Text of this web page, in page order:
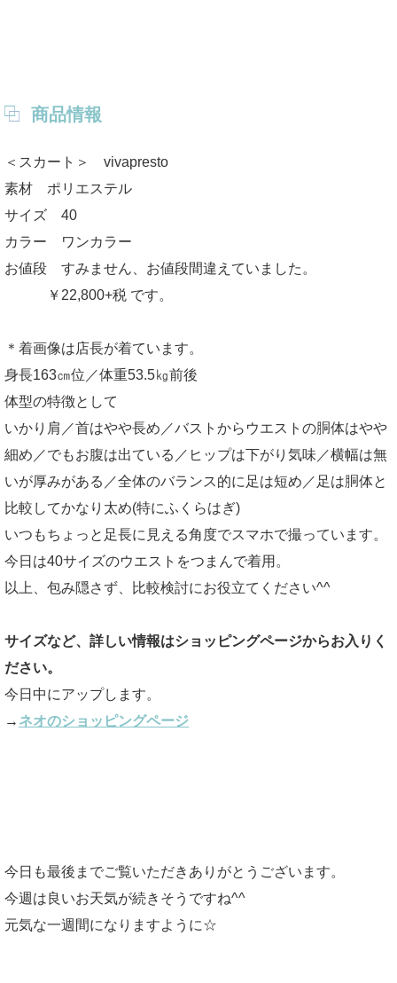
商品情報
＜スカート＞ vivapresto
素材 ポリエステル
サイズ 40
カラー ワンカラー
お値段 すみません、お値段間違えていました。
￥22,800+税 です。
＊着画像は店長が着ています。
身長163㎝位／体重53.5㎏前後
体型の特徴として
いかり肩／首はやや長め／バストからウエストの胴体はやや
細め／でもお腹は出ている／ヒップは下がり気味／横幅は無
いが厚みがある／全体のバランス的に足は短め／足は胴体と
比較してかなり太め(特にふくらはぎ)
いつもちょっと足長に見える角度でスマホで撮っています。
今日は40サイズのウエストをつまんで着用。
以上、包み隠さず、比較検討にお役立てください^^
サイズなど、詳しい情報はショッピングページからお入りく
ださい。
今日中にアップします。
→ ネオのショッピングページ
今日も最後までご覧いただきありがとうございます。
今週は良いお天気が続きそうですね^^
元気な一週間になりますように☆